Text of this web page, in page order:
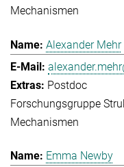
Mechanismen
Alexander Mehr
Postdoc
Forschungsgruppe
Mechanismen
Emma Newby